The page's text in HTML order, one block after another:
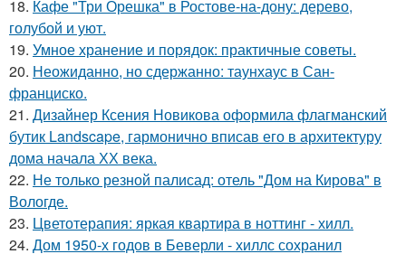
18. Кафе "Три Орешка" в Ростове-на-дону: дерево,
голубой и уют.
19. Умное хранение и порядок: практичные советы.
20. Неожиданно, но сдержанно: таунхаус в Сан-
франциско.
21. Дизайнер Ксения Новикова оформила флагманский
бутик Landscape, гармонично вписав его в архитектуру
дома начала ХХ века.
22. Не только резной палисад: отель "Дом на Кирова" в
Вологде.
23. Цветотерапия: яркая квартира в ноттинг - хилл.
24. Дом 1950-х годов в Беверли - хиллс сохранил